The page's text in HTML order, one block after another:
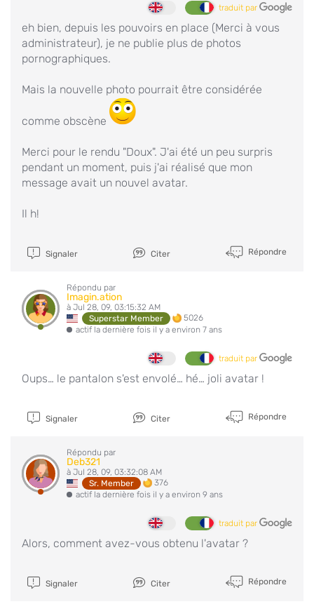
traduit par
eh bien, depuis les pouvoirs en place (Merci à vous
administrateur), je ne publie plus de photos
pornographiques.
Mais la nouvelle photo pourrait être considérée
comme obscène
Merci pour le rendu "Doux". J'ai été un peu surpris
pendant un moment, puis j'ai réalisé que mon
message avait un nouvel avatar.
Il h!
Signaler Citer Répondre
Répondu par
Imagin.ation
à Jul 28, 09, 03:15:32 AM
Superstar Member
5026
actif la dernière fois il y a environ 7 ans
traduit par
Oups… le pantalon s'est envolé… hé… joli avatar !
Signaler Citer Répondre
Répondu par
Deb321
à Jul 28, 09, 03:32:08 AM
Sr. Member
376
actif la dernière fois il y a environ 9 ans
traduit par
Alors, comment avez-vous obtenu l'avatar ?
Signaler Citer Répondre